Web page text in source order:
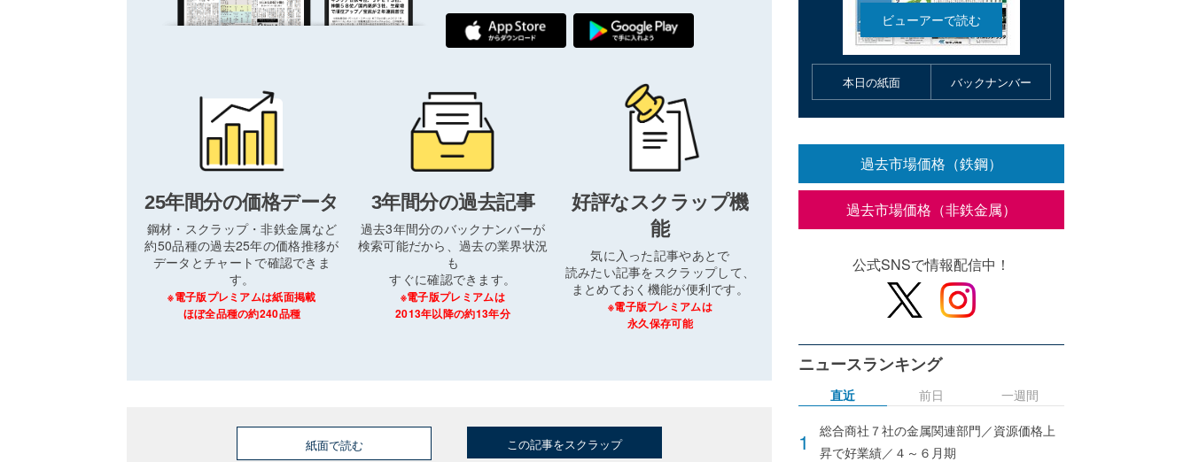
25年間分の価格データ
鋼材・スクラップ・非鉄金属など
約50品種の過去25年の価格推移が
データとチャートで確認できま
す。
※電子版プレミアムは紙面掲載
ほぼ全品種の約240品種
3年間分の過去記事
過去3年間分のバックナンバーが
検索可能だから、過去の業界状況
も
すぐに確認できます。
※電子版プレミアムは
2013年以降の約13年分
好評なスクラップ機
能
気に入った記事やあとで
読みたい記事をスクラップして、
まとめておく機能が便利です。
※電子版プレミアムは
永久保存可能
紙面で読む この記事をスクラップ
本日の紙面 バックナンバー
過去市場価格（鉄鋼）
過去市場価格（非鉄金属）
公式SNSで情報配信中！
ニュースランキング
直近
総合商社７社の金属関連部門／資源価格上
昇で好業績／４～６月期
前日 一週間